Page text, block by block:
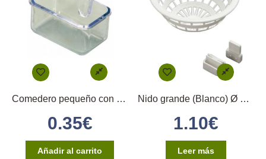
Comedero pequeño con enganche directo
0.35€
Añadir al carrito
Nido grande (Blanco) Ø 12 2GR
1.10€
Leer más